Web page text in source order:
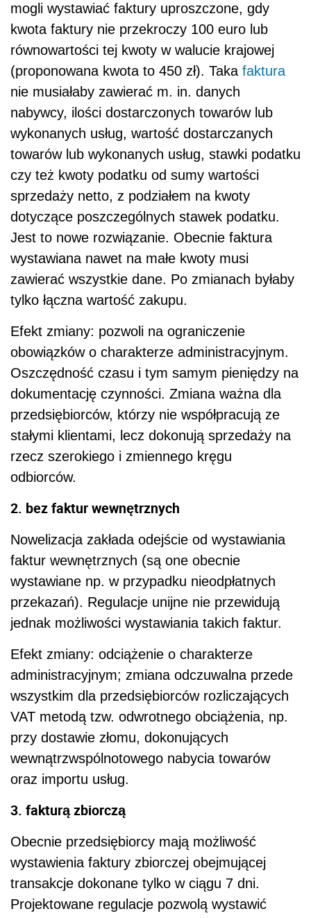
mogli wystawiać faktury uproszczone, gdy
kwota faktury nie przekroczy 100 euro lub
równowartości tej kwoty w walucie krajowej
(proponowana kwota to 450 zł). Taka faktura
nie musiałaby zawierać m. in. danych
nabywcy, ilości dostarczonych towarów lub
wykonanych usług, wartość dostarczanych
towarów lub wykonanych usług, stawki podatku
czy też kwoty podatku od sumy wartości
sprzedaży netto, z podziałem na kwoty
dotyczące poszczególnych stawek podatku.
Jest to nowe rozwiązanie. Obecnie faktura
wystawiana nawet na małe kwoty musi
zawierać wszystkie dane. Po zmianach byłaby
tylko łączna wartość zakupu.
Efekt zmiany: pozwoli na ograniczenie
obowiązków o charakterze administracyjnym.
Oszczędność czasu i tym samym pieniędzy na
dokumentację czynności. Zmiana ważna dla
przedsiębiorców, którzy nie współpracują ze
stałymi klientami, lecz dokonują sprzedaży na
rzecz szerokiego i zmiennego kręgu
odbiorców.
2. bez faktur wewnętrznych
Nowelizacja zakłada odejście od wystawiania
faktur wewnętrznych (są one obecnie
wystawiane np. w przypadku nieodpłatnych
przekazań). Regulacje unijne nie przewidują
jednak możliwości wystawiania takich faktur.
Efekt zmiany: odciążenie o charakterze
administracyjnym; zmiana odczuwalna przede
wszystkim dla przedsiębiorców rozliczających
VAT metodą tzw. odwrotnego obciążenia, np.
przy dostawie złomu, dokonujących
wewnątrzwspólnotowego nabycia towarów
oraz importu usług.
3. fakturą zbiorczą
Obecnie przedsiębiorcy mają możliwość
wystawienia faktury zbiorczej obejmującej
transakcje dokonane tylko w ciągu 7 dni.
Projektowane regulacje pozwolą wystawić